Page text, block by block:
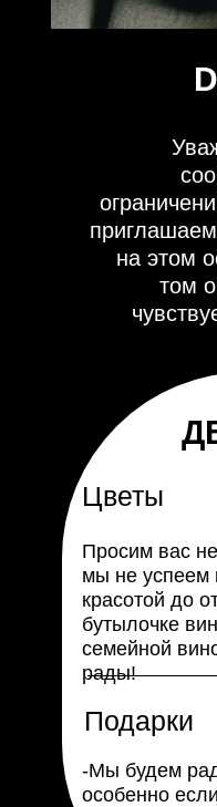
приглашаем
на этом
том
Просим вас
мы не успеем
красотой до
бутылочке
семейной
рады!
-Мы будем
особенно
Цветы
Подарки